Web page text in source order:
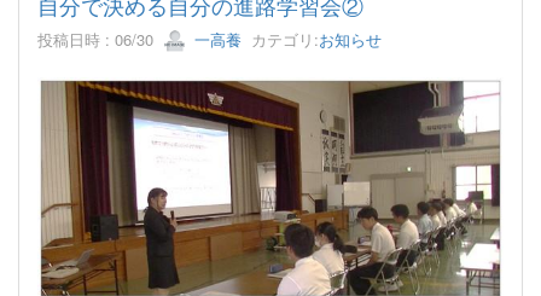
投稿日時 : 06/30 一高養 カテゴリ:お知らせ